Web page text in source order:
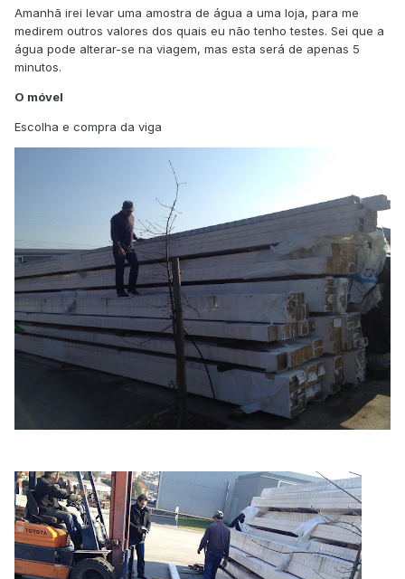
Amanhã irei levar uma amostra de água a uma loja, para me
medirem outros valores dos quais eu não tenho testes. Sei que a
água pode alterar-se na viagem, mas esta será de apenas 5
minutos.
O móvel
Escolha e compra da viga